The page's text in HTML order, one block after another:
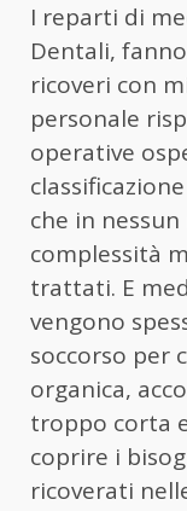
I reparti di
Dentali,
ricoveri con
personale
operative
che in
complessità
trattati. E
vengono
soccorso per
organica,
troppo corta
coprire i
ricoverati